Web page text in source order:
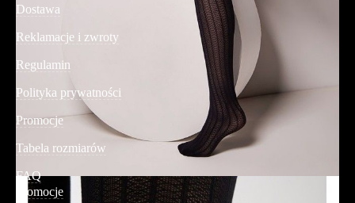
Dostawa
Reklamacje i zwroty
Regulamin
Polityka prywatności
Promocje
Tabela rozmiarów
FAQ
Promocje